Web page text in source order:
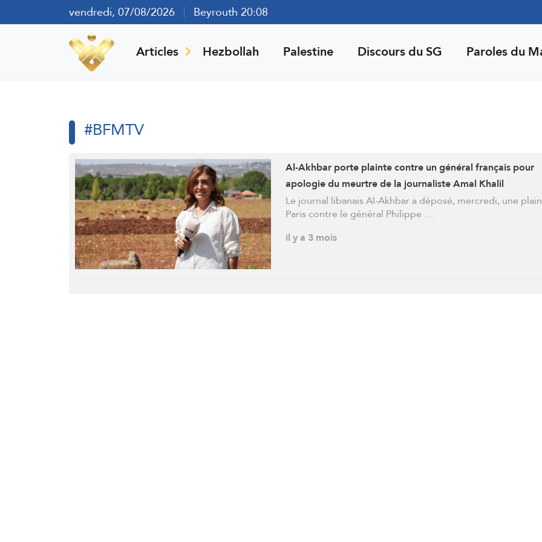
vendredi, 07/08/2026 Beyrouth 20:08
Articles Hezbollah Palestine Discours du SG Paroles du
#BFMTV
Al-Akhbar porte plainte contre un général français pour
apologie du meurtre de la journaliste Amal Khalil
Le journal libanais Al-Akhbar a déposé, mercredi, une
Paris contre le général Philippe …
il y a 3 mois